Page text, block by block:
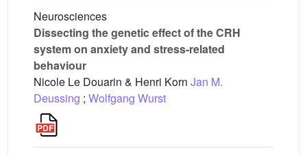
Neurosciences
Dissecting the genetic effect of the CRH
system on anxiety and stress-related
behaviour
Nicole Le Douarin & Henri Korn Jan M.
Deussing ; Wolfgang Wurst